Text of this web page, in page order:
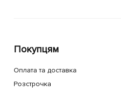
Покупцям
Оплата та доставка
Розстрочка